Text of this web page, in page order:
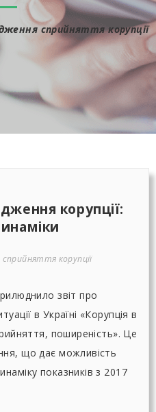
сприйняття корупції
корупції:
корупції
звіт про
в Україні «Корупція в
поширеність». Це
що дає можливість
показників з 2017